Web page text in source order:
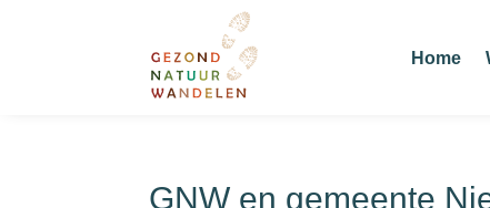
Home
GNW en gemeente